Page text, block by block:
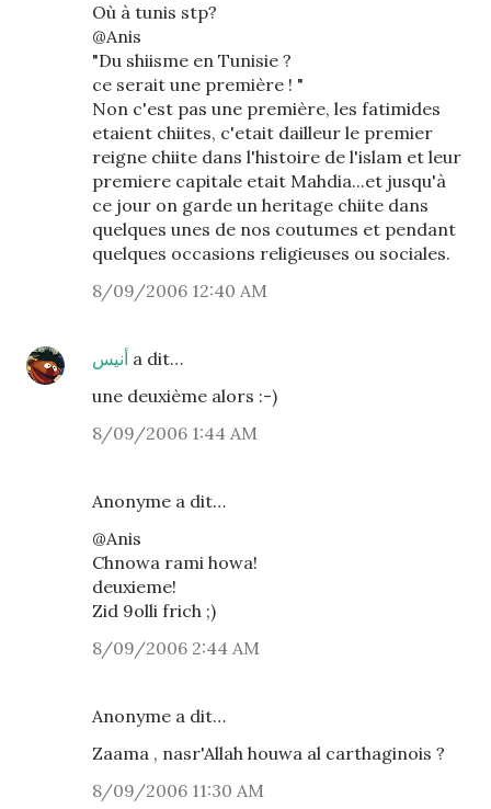
Où à tunis stp?
@Anis
"Du shiisme en Tunisie ?
ce serait une première ! "
Non c'est pas une première, les fatimides
etaient chiites, c'etait dailleur le premier
reigne chiite dans l'histoire de l'islam et leur
premiere capitale etait Mahdia...et jusqu'à
ce jour on garde un heritage chiite dans
quelques unes de nos coutumes et pendant
quelques occasions religieuses ou sociales.
8/09/2006 12:40 AM
أنيس a dit…
une deuxième alors :-)
8/09/2006 1:44 AM
Anonyme a dit…
@Anis
Chnowa rami howa!
deuxieme!
Zid 9olli frich ;)
8/09/2006 2:44 AM
Anonyme a dit…
Zaama , nasr'Allah houwa al carthaginois ?
8/09/2006 11:30 AM